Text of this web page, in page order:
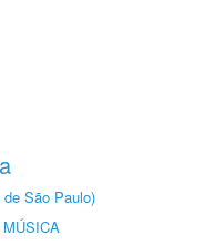
São Paulo)